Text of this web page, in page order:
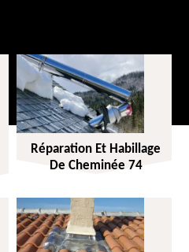
Réparation Et Habillage
De Cheminée 74